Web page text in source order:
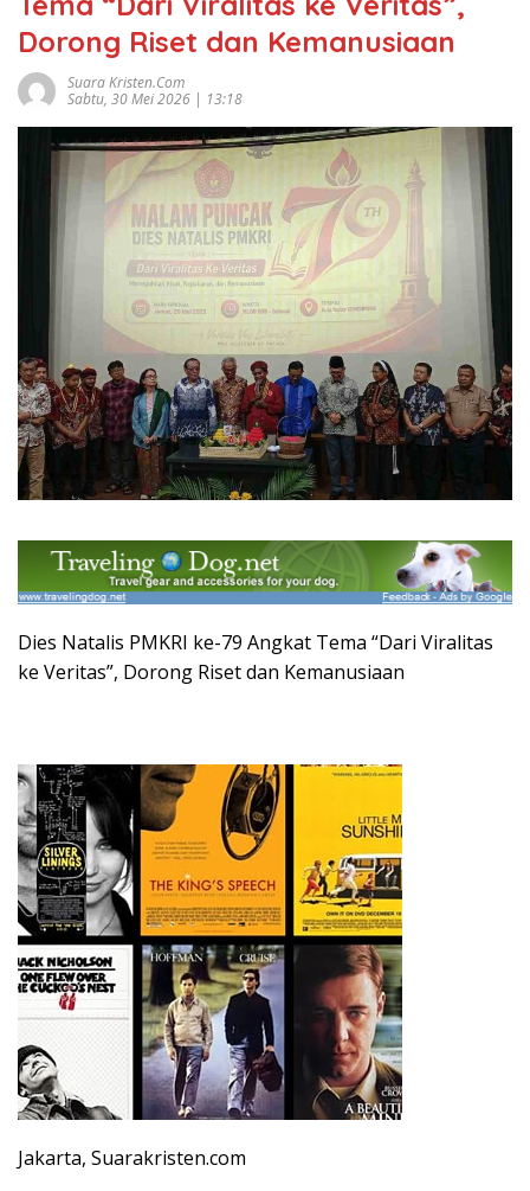
Dorong Riset dan Kemanusiaan
Suara Kristen.com
Sabtu, 30 Mei 2026 | 13:18
Dies Natalis PMKRI ke-79 Angkat Tema “Dari Viralitas
ke Veritas”, Dorong Riset dan Kemanusiaan
Jakarta, Suarakristen.com